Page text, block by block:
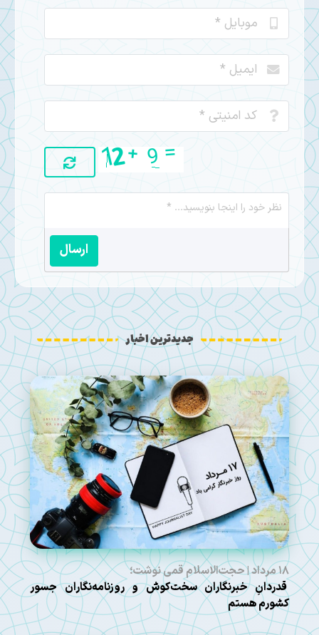
ارسال
جدیدترین اخبار
۱۸ مرداد | حجت‌الاسلام قمی نوشت؛
قدردانِ خبرنگاران سخت‌کوش و روزنامه‌نگاران جسور
کشورم هستم